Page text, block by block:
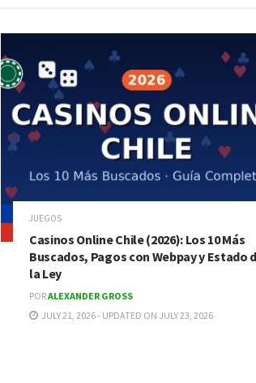
JUEGOS
Casinos Online Chile (2026): Los 10 Más
Buscados, Pagos con Webpay y Estado
la Ley
PORALEXANDER GROSS
JULY 21, 2026 - UPDATED ON JULY 23, 2026